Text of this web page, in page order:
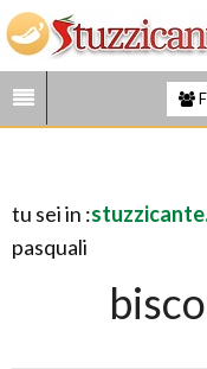
tu sei in :
pasquali